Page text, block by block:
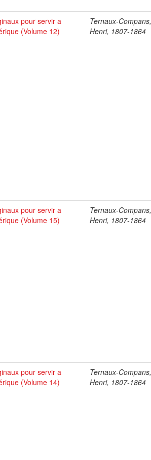
pour servir a
(Volume 12)
Ternaux-Compans,
Henri, 1807-1864
pour servir a
(Volume 15)
Ternaux-Compans,
Henri, 1807-1864
pour servir a
(Volume 14)
Ternaux-Compans,
Henri, 1807-1864